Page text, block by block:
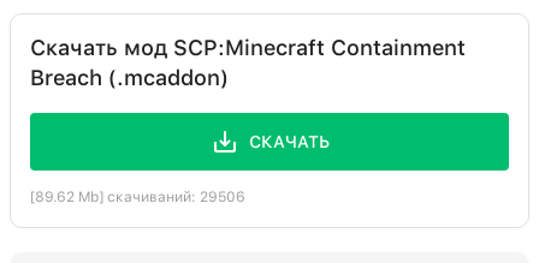
Скачать мод SCP:Minecraft Containment
Breach (.mcaddon)
СКАЧАТЬ
[89.62 Mb] скачиваний: 29506